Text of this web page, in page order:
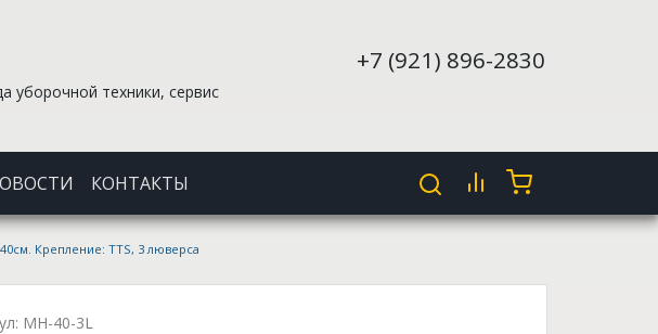
уборочной техники, сервис
+7 (921) 896-2830
КОНТАКТЫ
Крепление: ТТS, 3 люверса
MH-40-3L